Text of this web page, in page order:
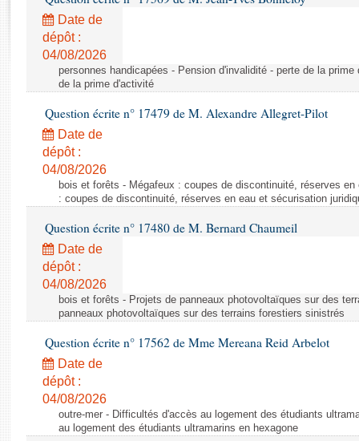
Rapports d'enquête
Rapports législatifs
Rapports sur l'application des lois
Baromètre de l’application des lois
Dossiers législatifs
Budget et sécurité sociale
Questions écrites et orales
Comptes rendus des débats
Date de
dépôt :
04/08/2026
personnes handicapées - Pension d'invalidité - perte de la
de la prime d'activité
Question écrite n° 17479 de M. Alexandre Allegret-Pilot
Date de
dépôt :
04/08/2026
bois et forêts - Mégafeux : coupes de discontinuité, réserves
: coupes de discontinuité, réserves en eau et sécurisation
Question écrite n° 17480 de M. Bernard Chaumeil
Date de
dépôt :
04/08/2026
bois et forêts - Projets de panneaux photovoltaïques sur des
panneaux photovoltaïques sur des terrains forestiers sinistrés
Question écrite n° 17562 de Mme Mereana Reid Arbelot
Date de
dépôt :
04/08/2026
outre-mer - Difficultés d'accès au logement des étudiants
au logement des étudiants ultramarins en hexagone